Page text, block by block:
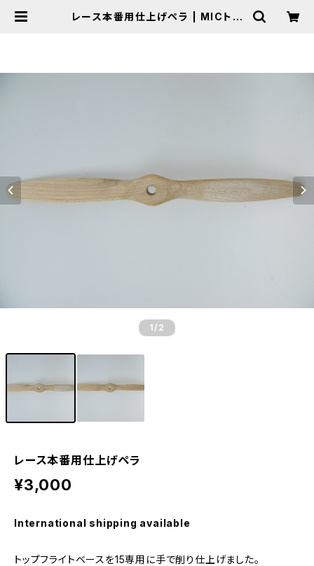
レース本番用仕上げペラ | MICトイ
1 /2
レース本番用仕上げペラ
¥3,000
International shipping available
トップフライトベースを15専用に手で削り仕上げました。